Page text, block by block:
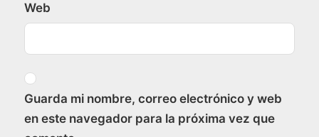
Web
Guarda mi nombre, correo electrónico y web
en este navegador para la próxima vez que